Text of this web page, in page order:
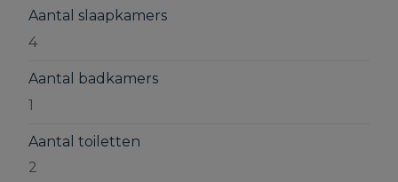
Aantal slaapkamers
4
Aantal badkamers
1
Aantal toiletten
2